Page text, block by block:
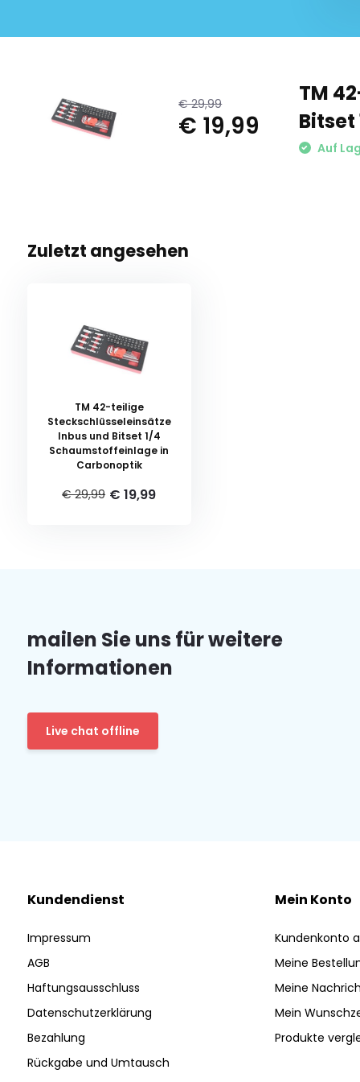
€ 29,99
€ 19,99
TM
Auf
Zuletzt angesehen
TM 42-teilige
Steckschlüsseleinsätze
Inbus und Bitset 1/4
Schaumstoffeinlage in
Carbonoptik
€ 29,99 € 19,99
mailen Sie uns für weitere
Informationen
Live chat offline
Kundendienst
Impressum
AGB
Haftungsausschluss
Datenschutzerklärung
Bezahlung
Rückgabe und Umtausch
Mein Konto
Kundenkonto
Meine
Meine
Mein
Produkte